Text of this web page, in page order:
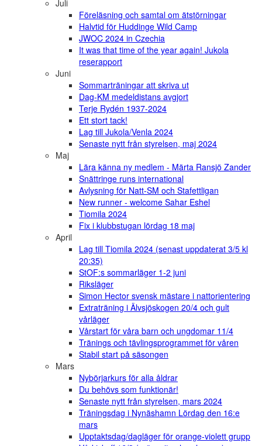
Juli
Föreläsning och samtal om ätstörningar
Halvtid för Huddinge Wild Camp
JWOC 2024 in Czechia
It was that time of the year again! Jukola
reserapport
Juni
Sommarträningar att skriva ut
Dag-KM medeldistans avgjort
Terje Rydén 1937-2024
Ett stort tack!
Lag till Jukola/Venla 2024
Senaste nytt från styrelsen, maj 2024
Maj
Lära känna ny medlem - Märta Ransjö Zander
Snättringe runs international
Avlysning för Natt-SM och Stafettligan
New runner - welcome Sahar Eshel
Tiomila 2024
Fix i klubbstugan lördag 18 maj
April
Lag till Tiomila 2024 (senast uppdaterat 3/5 kl
20:35)
StOF:s sommarläger 1-2 juni
Riksläger
Simon Hector svensk mästare i nattorientering
Extraträning i Älvsjöskogen 20/4 och gult
vårläger
Vårstart för våra barn och ungdomar 11/4
Tränings och tävlingsprogrammet för våren
Stabil start på säsongen
Mars
Nybörjarkurs för alla åldrar
Du behövs som funktionär!
Senaste nytt från styrelsen, mars 2024
Träningsdag i Nynäshamn Lördag den 16:e
mars
Upptaktsdag/dagläger för orange-violett grupp